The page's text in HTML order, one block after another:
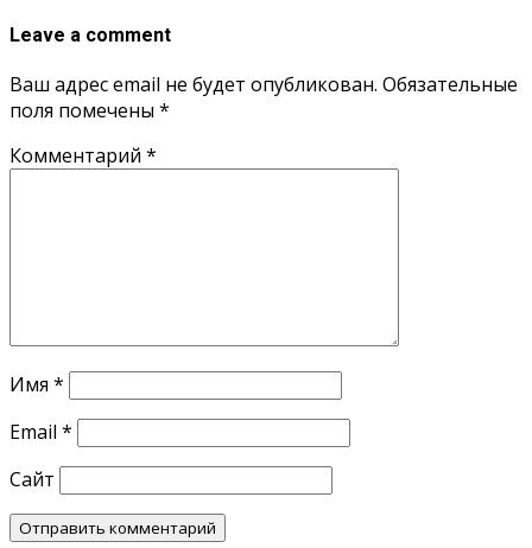
Leave a comment
Ваш адрес email не будет опубликован. Обязательные
поля помечены *
Комментарий *
Имя *
Email *
Сайт